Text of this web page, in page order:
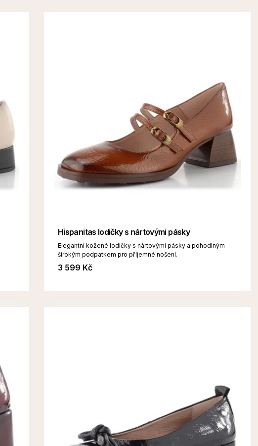
Hispanitas lodičky s nártovými pásky
Elegantní kožené lodičky s nártovými pásky a pohodlným
širokým podpatkem pro příjemné nošení.
3 599 Kč